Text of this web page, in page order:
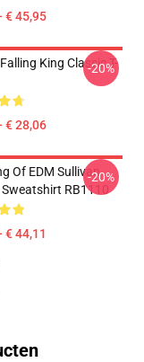
€ 45,95
King Classic T-
€ 28,06
-20%
Of EDM Sullivan
RB1110
€ 44,11
-20%